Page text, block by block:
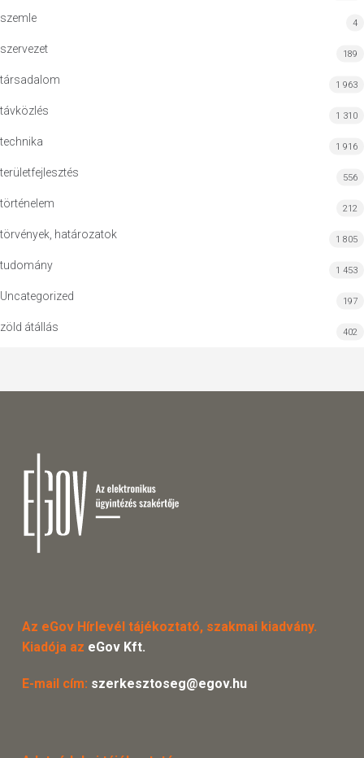
szemle 4
szervezet 189
társadalom 1 963
távközlés 1 310
technika 1 916
területfejlesztés 556
történelem 212
törvények, határozatok 1 805
tudomány 1 453
Uncategorized 197
zöld átállás 402
Az eGov Hírlevél tájékoztató, szakmai kiadvány.
Kiadója az eGov Kft.
E-mail cím: szerkesztoseg@egov.hu